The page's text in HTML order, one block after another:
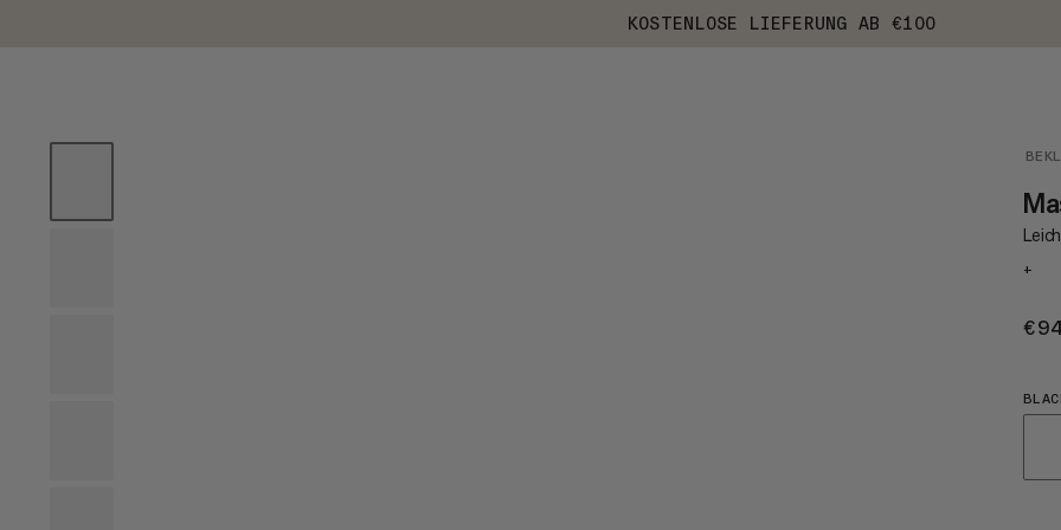
KOSTENLOSE LIEFERUNG AB €100
+